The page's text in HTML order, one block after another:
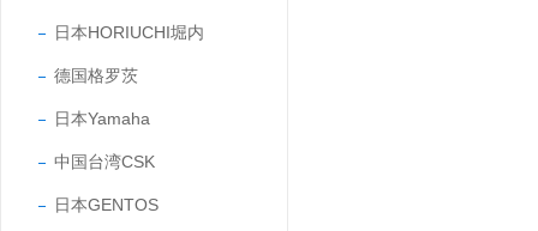
日本HORIUCHI堀内
德国格罗茨
日本Yamaha
中国台湾CSK
日本GENTOS